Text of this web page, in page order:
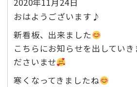
おはようございます♪
新看板、出来ました
こちらにお知らせを出してい
ださいませ
寒くなってきましたね